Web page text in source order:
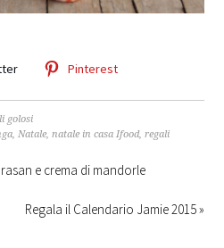
Pinterest
golosi
,Natale,natale in casa Ifood,regali
e crema di mandorle
Regala il Calendario Jamie 2015 »